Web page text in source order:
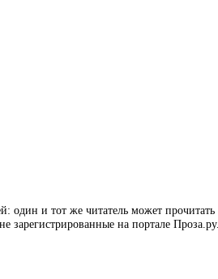
один и тот же читатель может прочитать
зарегистрированные на портале Проза.ру.